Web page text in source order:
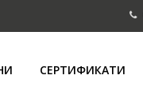
СЕРТИФИКАТИ